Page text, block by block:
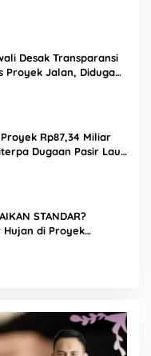
Desak Transparansi
Proyek Jalan, Diduga
Rp87,34 Miliar
Dugaan Pasir Laut
STANDAR?
Hujan di Proyek